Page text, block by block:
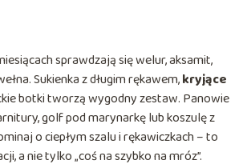
sprawdzają się welur, aksamit,
Sukienka z długim rękawem,kryjące
botki tworzą wygodny zestaw. Panowie
golf pod marynarkę lub koszulę z
o ciepłym szalu i rękawiczkach – to
a nie tylko „coś na szybko na mróz”.